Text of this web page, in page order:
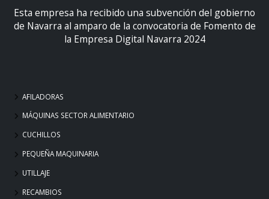
Esta empresa ha recibido una subvención del gobierno
de Navarra al amparo de la convocatoria de Fomento de
la Empresa Digital Navarra 2024
AFILADORAS
MÁQUINAS SECTOR ALIMENTARIO
CUCHILLOS
PEQUEÑA MAQUINARIA
UTILLAJE
RECAMBIOS